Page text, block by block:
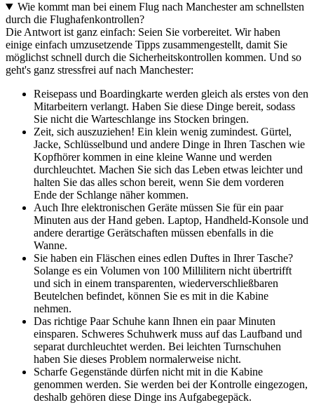
Wie kommt man bei einem Flug nach Manchester am schnellsten
durch die Flughafenkontrollen?
Die Antwort ist ganz einfach: Seien Sie vorbereitet. Wir haben
einige einfach umzusetzende Tipps zusammengestellt, damit Sie
möglichst schnell durch die Sicherheitskontrollen kommen. Und so
geht's ganz stressfrei auf nach Manchester:
Reisepass und Boardingkarte werden gleich als erstes von den
Mitarbeitern verlangt. Haben Sie diese Dinge bereit, sodass
Sie nicht die Warteschlange ins Stocken bringen.
Zeit, sich auszuziehen! Ein klein wenig zumindest. Gürtel,
Jacke, Schlüsselbund und andere Dinge in Ihren Taschen wie
Kopfhörer kommen in eine kleine Wanne und werden
durchleuchtet. Machen Sie sich das Leben etwas leichter und
halten Sie das alles schon bereit, wenn Sie dem vorderen
Ende der Schlange näher kommen.
Auch Ihre elektronischen Geräte müssen Sie für ein paar
Minuten aus der Hand geben. Laptop, Handheld-Konsole und
andere derartige Gerätschaften müssen ebenfalls in die
Wanne.
Sie haben ein Fläschen eines edlen Duftes in Ihrer Tasche?
Solange es ein Volumen von 100 Millilitern nicht übertrifft
und sich in einem transparenten, wiederverschließbaren
Beutelchen befindet, können Sie es mit in die Kabine
nehmen.
Das richtige Paar Schuhe kann Ihnen ein paar Minuten
einsparen. Schweres Schuhwerk muss auf das Laufband und
separat durchleuchtet werden. Bei leichten Turnschuhen
haben Sie dieses Problem normalerweise nicht.
Scharfe Gegenstände dürfen nicht mit in die Kabine
genommen werden. Sie werden bei der Kontrolle eingezogen,
deshalb gehören diese Dinge ins Aufgabegepäck.